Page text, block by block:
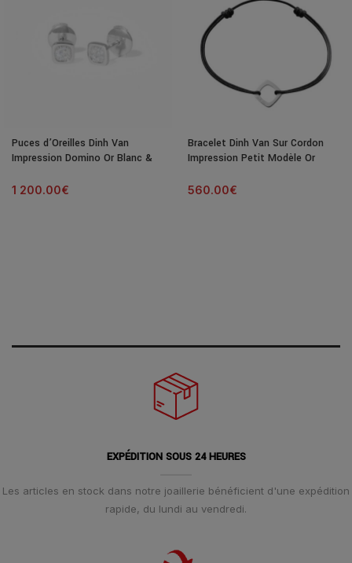
Puces d’Oreilles Dinh Van
Impression Domino Or Blanc &
1 200.00€
Bracelet Dinh Van Sur Cordon
Impression Petit Modèle Or
560.00€
EXPÉDITION SOUS 24 HEURES
Les articles en stock dans notre joaillerie bénéficient d'une expédition
rapide, du lundi au vendredi.